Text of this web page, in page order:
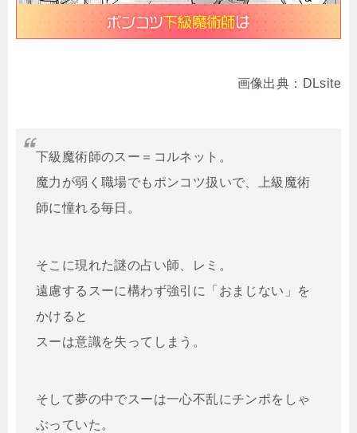
画像出典：DLsite
下級魔術師のスー＝コルネット。
魔力が弱く職場でもポンコツ扱いで、上級魔術
師に憧れる毎日。
そこに現れた謎の占い師、レミ。
遠慮するスーに構わず強引に「おまじない」を
かけると
スーは意識を失ってしまう。
そして夢の中でスーは一心不乱にチンポをしゃ
ぶっていた。